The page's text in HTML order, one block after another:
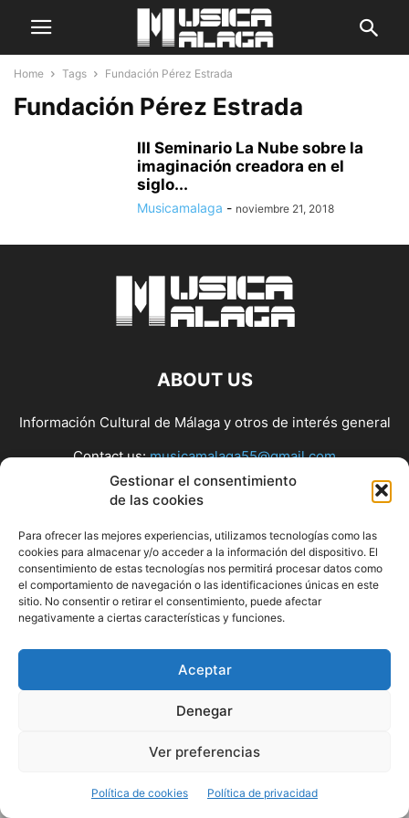
Gestionar el consentimiento
de las cookies
Para ofrecer las mejores experiencias, utilizamos tecnologías como las
cookies para almacenar y/o acceder a la información del dispositivo. El
consentimiento de estas tecnologías nos permitirá procesar datos como
el comportamiento de navegación o las identificaciones únicas en este
sitio. No consentir o retirar el consentimiento, puede afectar
negativamente a ciertas características y funciones.
Aceptar
Denegar
Ver preferencias
Política de cookies Política de privacidad
Home Tags Fundación Pérez Estrada
Fundación Pérez Estrada
III Seminario La Nube sobre la
imaginación creadora en el
siglo...
Musicamalaga - noviembre 21, 2018
ABOUT US
Información Cultural de Málaga y otros de interés general
Contact us:musicamalaga55@gmail.com
FOLLOW US
© Musicamalaga